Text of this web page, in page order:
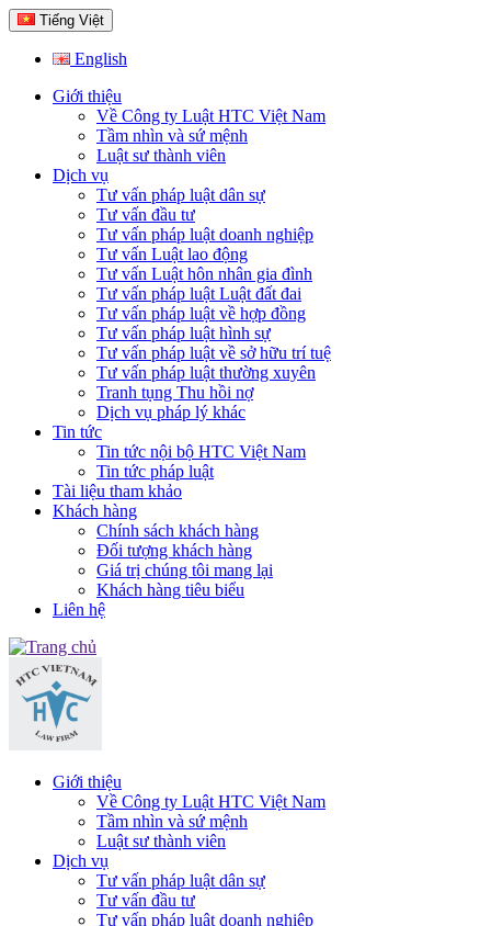
Tiếng Việt
English
Giới thiệu
Về Công ty Luật HTC Việt Nam
Tầm nhìn và sứ mệnh
Luật sư thành viên
Dịch vụ
Tư vấn pháp luật dân sự
Tư vấn đầu tư
Tư vấn pháp luật doanh nghiệp
Tư vấn Luật lao động
Tư vấn Luật hôn nhân gia đình
Tư vấn pháp luật Luật đất đai
Tư vấn pháp luật về hợp đồng
Tư vấn pháp luật hình sự
Tư vấn pháp luật về sở hữu trí tuệ
Tư vấn pháp luật thường xuyên
Tranh tụng Thu hồi nợ
Dịch vụ pháp lý khác
Tin tức
Tin tức nội bộ HTC Việt Nam
Tin tức pháp luật
Tài liệu tham khảo
Khách hàng
Chính sách khách hàng
Đối tượng khách hàng
Giá trị chúng tôi mang lại
Khách hàng tiêu biểu
Liên hệ
Giới thiệu
Về Công ty Luật HTC Việt Nam
Tầm nhìn và sứ mệnh
Luật sư thành viên
Dịch vụ
Tư vấn pháp luật dân sự
Tư vấn đầu tư
Tư vấn pháp luật doanh nghiệp